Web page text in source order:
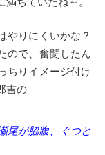
やりにくいかな？
ので、奮闘したん
ちりイメージ付け
吉の
尾が脇腹、ぐつと